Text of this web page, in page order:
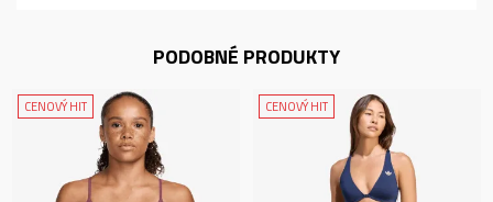
PODOBNÉ PRODUKTY
CENOVÝ HIT CENOVÝ HIT